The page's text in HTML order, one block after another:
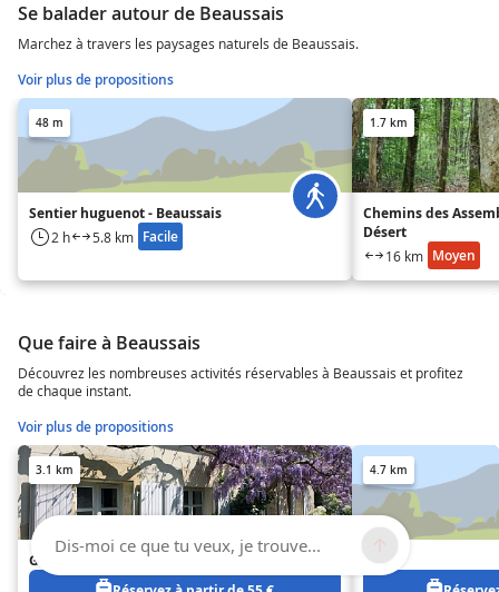
Se balader autour de Beaussais
Marchez à travers les paysages naturels de Beaussais.
Voir plus de propositions
48 m
Sentier huguenot - Beaussais
2 h 5.8 km Facile
1.7 km
Chemins des
Désert
16 km Moyen
Que faire à Beaussais
Découvrez les nombreuses activités réservables à Beaussais et profitez
de chaque instant.
Voir plus de propositions
3.1 km
Gîte Les New Forestiers
4.7 km
Gîte
Dis-moi ce que tu veux, je trouve...